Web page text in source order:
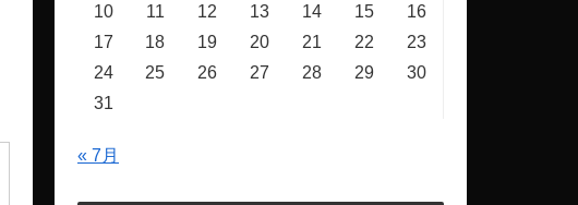
10
11 12 13 14 15
16
17
18 19 20 21 22
23
24
25 26 27 28 29
30
31
« 7月